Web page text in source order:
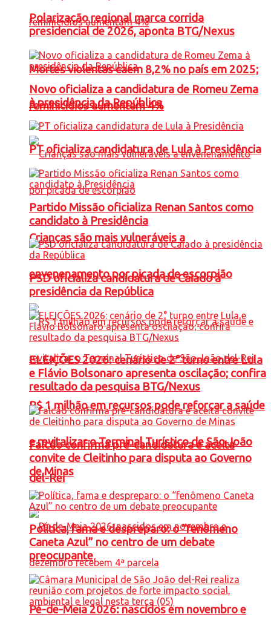
Mortes violentas caem 8,2% no país em 2025;
feminicídios aumentam 4%
Crianças são mais vulneráveis a
envenenamento por picada de escorpião
R$ 1 milhão em recursos pode reforçar a saúde
e revitalizar o Terminal Turístico de São João
del-Rei
Pé-de-Meia 2026: nascidos em novembro e
Polarização regional marca corrida
presidencial de 2026, aponta BTG/Nexus
Novo oficializa a candidatura de Romeu Zema
à presidência da República
PT oficializa candidatura de Lula à Presidência
Partido Missão oficializa Renan Santos como
candidato à Presidência
PSD oficializa candidatura de Caiado à
presidência da República
ELEIÇÕES 2026: cenário de 2° turno entre Lula
e Flávio Bolsonaro apresenta oscilação; confira
resultado da pesquisa BTG/Nexus
Falcão confirma pré-candidatura e aceita
convite de Cleitinho para disputa ao Governo
de Minas
Política, fama e despreparo: o “fenômeno
Caneta Azul” no centro de um debate
preocupante